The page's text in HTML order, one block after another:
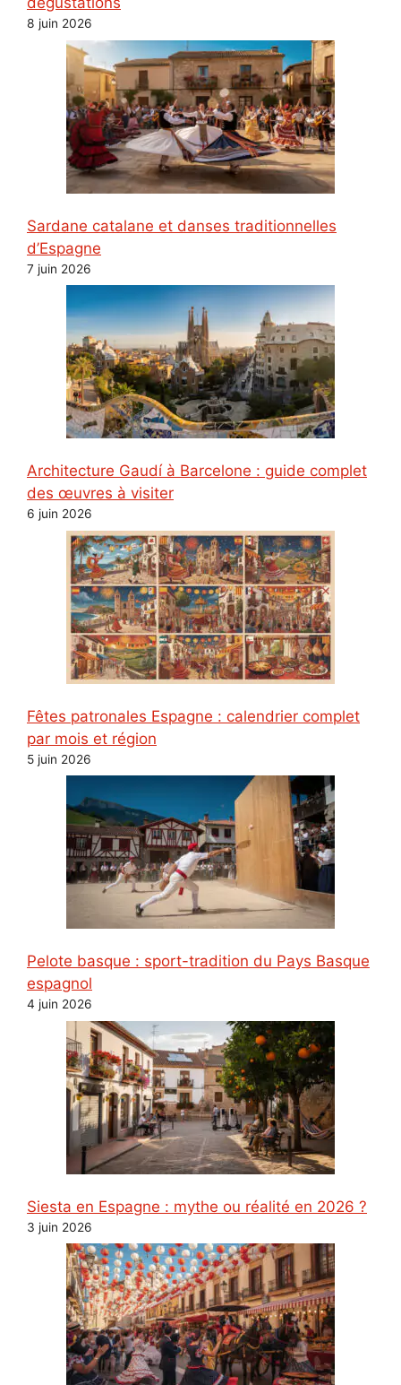
8 juin 2026
Sardane catalane et danses traditionnelles
d’Espagne
7 juin 2026
Architecture Gaudí à Barcelone : guide complet
des œuvres à visiter
6 juin 2026
Fêtes patronales Espagne : calendrier complet
par mois et région
5 juin 2026
Pelote basque : sport-tradition du Pays Basque
espagnol
4 juin 2026
Siesta en Espagne : mythe ou réalité en 2026 ?
3 juin 2026